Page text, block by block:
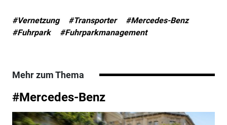
#Vernetzung #Transporter
#Mercedes-Benz
#Fuhrpark
#Fuhrparkmanagement
Mehr zum Thema
#Mercedes-Benz